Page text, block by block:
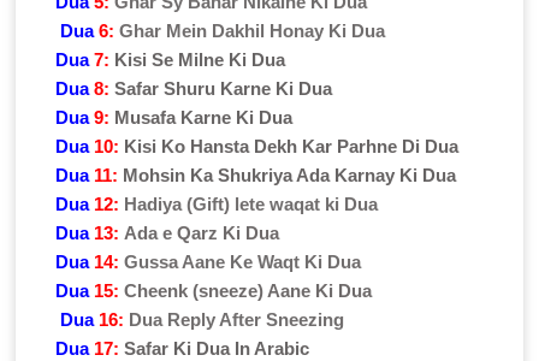
Dua 6: Ghar Mein Dakhil Honay Ki Dua
Dua 7: Kisi Se Milne Ki Dua
Dua 8: Safar Shuru Karne Ki Dua
Dua 9: Musafa Karne Ki Dua
Dua 10: Kisi Ko Hansta Dekh Kar Parhne Di Dua
Dua 11: Mohsin Ka Shukriya Ada Karnay Ki Dua
Dua 12: Hadiya (Gift) lete waqat ki Dua
Dua 13: Ada e Qarz Ki Dua
Dua 14: Gussa Aane Ke Waqt Ki Dua
Dua 15: Cheenk (sneeze) Aane Ki Dua
Dua 16: Dua Reply After Sneezing
Dua 17: Safar Ki Dua In Arabic